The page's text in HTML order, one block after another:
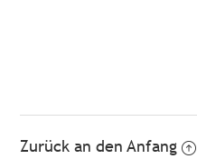
Zurück an den Anfang